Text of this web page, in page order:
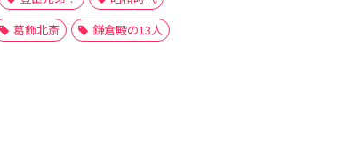
葛飾北斎 鎌倉殿の13人